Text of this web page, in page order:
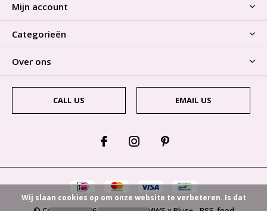
Mijn account
Categorieën
Over ons
CALL US EMAIL US
Wij slaan cookies op om onze website te verbeteren. Is dat